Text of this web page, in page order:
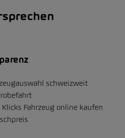
schweizweit
Fahrzeug online kaufen